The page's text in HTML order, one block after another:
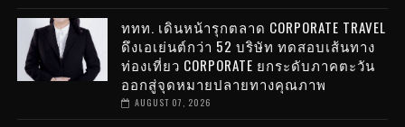
ททท. เดินหน้ารุกตลาด CORPORATE TRAVEL
ดึงเอเย่นต์กว่า 52 บริษัท ทดสอบเส้นทาง
ท่องเที่ยว CORPORATE ยกระดับภาคตะวัน
ออกสู่จุดหมายปลายทางคุณภาพ
AUGUST 07, 2026